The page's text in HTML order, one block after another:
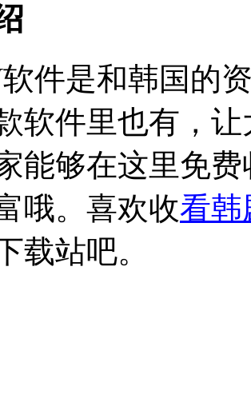
件是和韩国的
软件里也有，
能够在这里免
哦。喜欢收看韩
载站吧。